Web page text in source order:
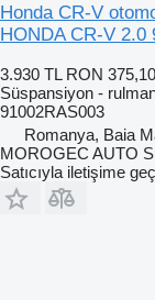
Honda CR-V
HONDA CR-V 2.0
3.930 TL RON 375,10
Süspansiyon -
91002RAS003
Romanya, Baia
MOROGEC AUTO
Satıcıyla iletişime geç